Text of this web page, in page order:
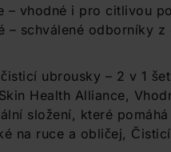
– vhodné i pro citlivou
– schválené odborníky
ubrousky – 2 v 1
Health Alliance,
složení, které
na ruce a obličej,